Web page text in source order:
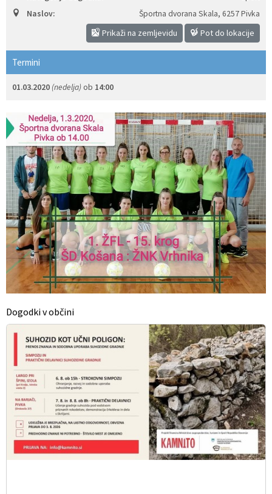
Naslov:
Športna dvorana Skala, 6257 Pivka
Prikaži na zemljevidu Pot do lokacije
Termini
01.03.2020 (nedelja) ob 14:00
Dogodki v občini
Izobraževanje
Sociala in zdravstvo